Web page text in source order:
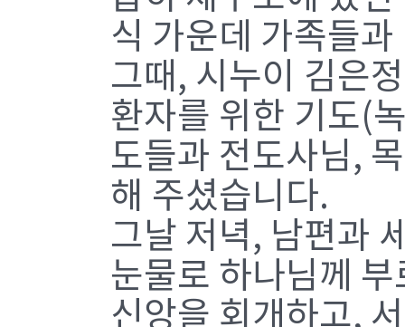
식 가운데 가족들
그때, 시누이 김은
환자를 위한 기도(
도들과 전도사님,
해 주셨습니다.
그날 저녁, 남편과
눈물로 하나님께
신앙을 회개하고,